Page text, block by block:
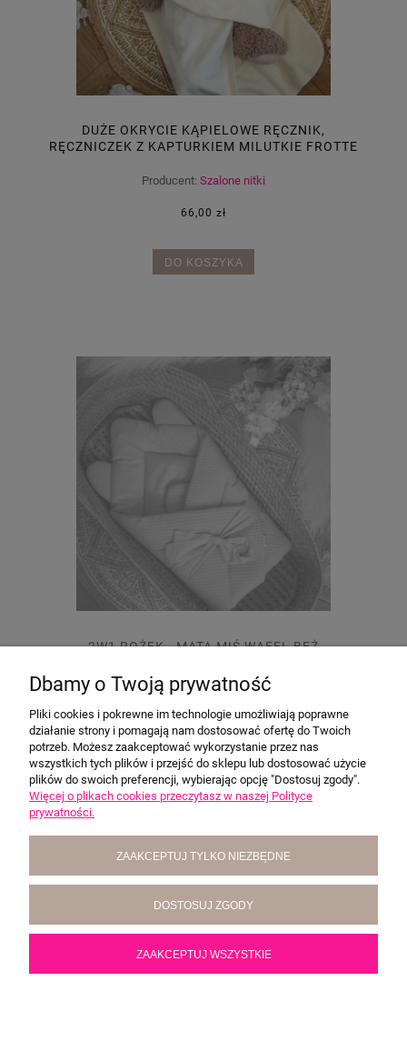
DUŻE OKRYCIE KĄPIELOWE RĘCZNIK,
RĘCZNICZEK Z KAPTURKIEM MILUTKIE FROTTE
Producent: Szalone nitki
66,00 zł
DO KOSZYKA
2W1 ROŻEK - MATA MIŚ WAFEL BEŻ
Producent:
85,00 zł
POWIADOM O DOSTĘPNOŚCI
Dbamy o Twoją prywatność
Pliki cookies i pokrewne im technologie umożliwiają poprawne
działanie strony i pomagają nam dostosować ofertę do Twoich
potrzeb. Możesz zaakceptować wykorzystanie przez nas
wszystkich tych plików i przejść do sklepu lub dostosować użycie
plików do swoich preferencji, wybierając opcję "Dostosuj zgody".
Więcej o plikach cookies przeczytasz w naszej Polityce
prywatności.
ZAAKCEPTUJ TYLKO NIEZBĘDNE
DOSTOSUJ ZGODY
ZAAKCEPTUJ WSZYSTKIE